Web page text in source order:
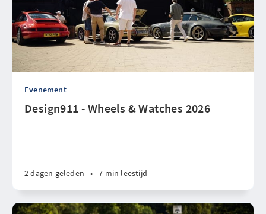
Evenement
Design911 - Wheels & Watches 2026
2 dagen geleden • 7 min leestijd